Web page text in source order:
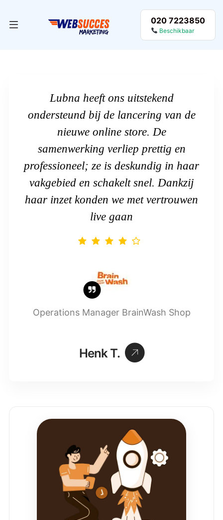
020 7223850
Beschikbaar
Lubna heeft ons uitstekend
ondersteund bij de lancering van de
nieuwe online store. De
samenwerking verliep prettig en
professioneel; ze is deskundig in haar
vakgebied en schakelt snel. Dankzij
haar inzet konden we met vertrouwen
live gaan
Operations Manager BrainWash Shop
Henk T.